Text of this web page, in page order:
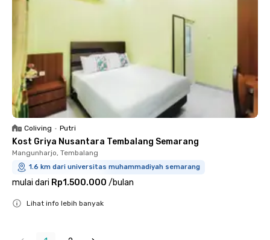
Coliving • Putri
Kost Griya Nusantara Tembalang Semarang
Mangunharjo, Tembalang
1.6 km dari universitas muhammadiyah semarang
mulai dari Rp1.500.000 /bulan
Lihat info lebih banyak